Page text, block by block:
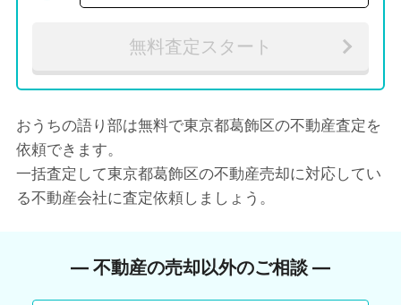
無料査定スタート
おうちの語り部は無料で東京都葛飾区の不動産査定を
依頼できます。
一括査定して東京都葛飾区の不動産売却に対応してい
る不動産会社に査定依頼しましょう。
― 不動産の売却以外のご相談 ―